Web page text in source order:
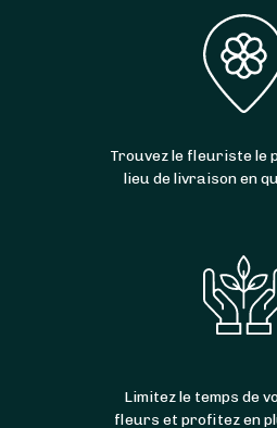
Trouvez le fleuriste le
lieu de livraison en
Limitez le temps de
fleurs et profitez en